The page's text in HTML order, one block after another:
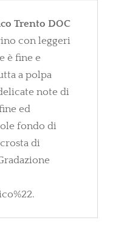
Trento DOC
con leggeri
è fine e
a polpa
note di
ed
fondo di
di